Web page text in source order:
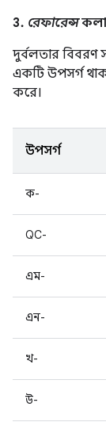
3. রেফারেন্স
দুর্বলতার বিবরণ
একটি উপসর্গ
করে।
উপসর্গ
ক-
QC-
এম-
এন-
খ-
উ-